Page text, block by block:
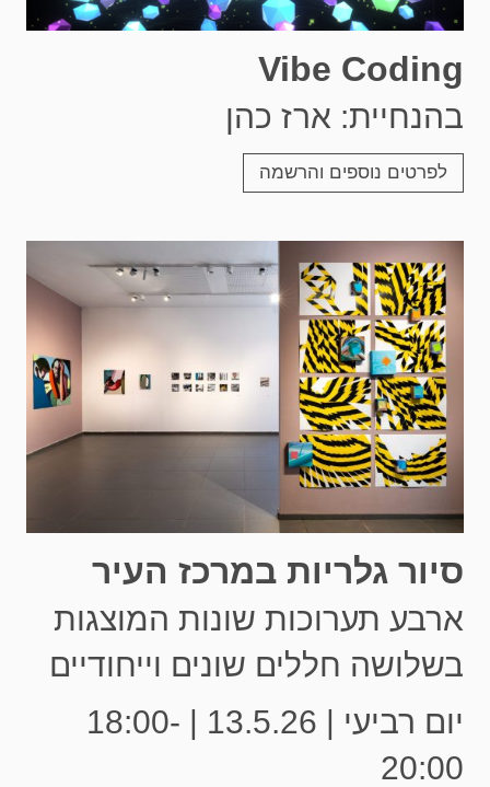
Vibe Coding
בהנחיית: ארז כהן
לפרטים נוספים והרשמה
סיור גלריות במרכז העיר
ארבע תערוכות שונות המוצגות
בשלושה חללים שונים וייחודיים
יום רביעי | 13.5.26 | 18:00-
20:00